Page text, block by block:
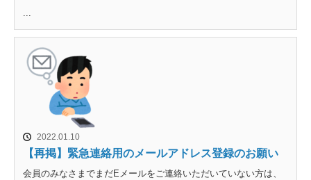
...
2022.01.10
【再掲】緊急連絡用のメールアドレス登録のお願い
会員のみなさまでまだEメールをご連絡いただいていない方は、